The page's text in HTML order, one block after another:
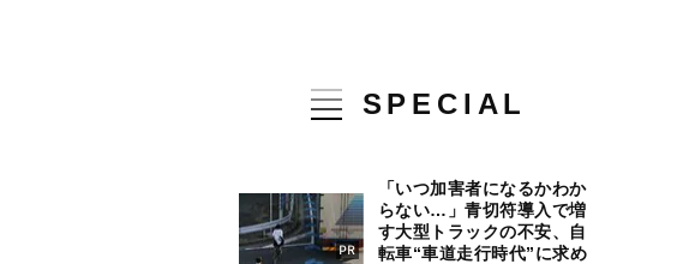
SPECIAL
「いつ加害者になるかわか
らない…」青切符導入で増
す大型トラックの不安、自
転車“車道走行時代”に求め